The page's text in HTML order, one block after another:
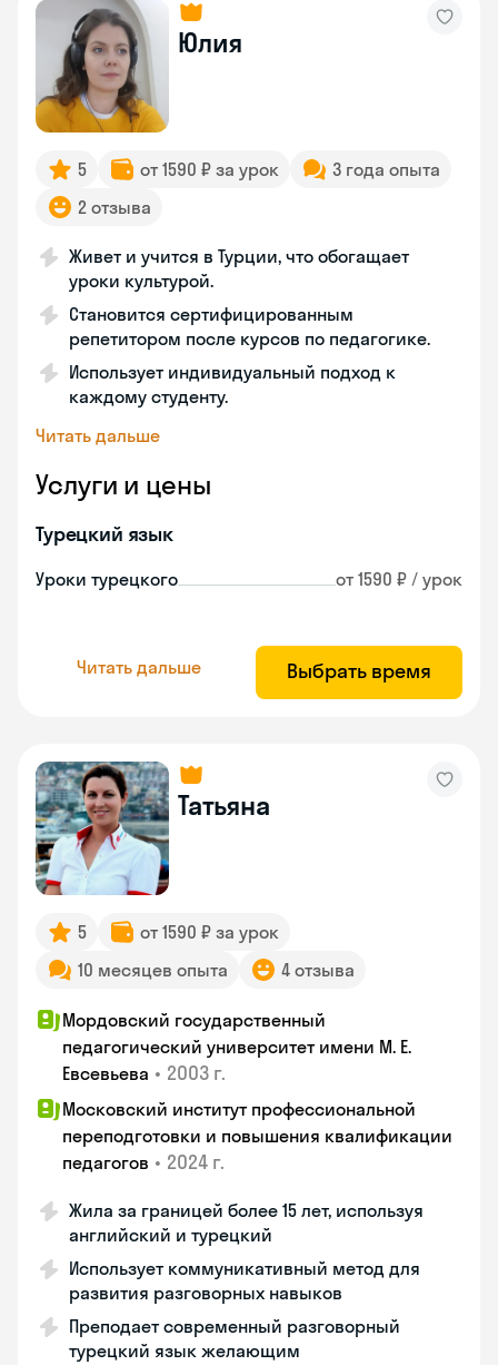
Юлия
5 от 1590 ₽ за урок
3 года опыта
2 отзыва
Живет и учится в Турции, что обогащает
уроки культурой.
Становится сертифицированным
репетитором после курсов по педагогике.
Использует индивидуальный подход к
каждому студенту.
Читать дальше
Услуги и цены
Турецкий язык
Уроки турецкого от 1590 ₽ / урок
Читать дальше Выбрать время
Татьяна
5
от 1590 ₽ за урок
10 месяцев опыта
4 отзыва
Мордовский государственный
педагогический университет имени М. Е.
Евсевьева • 2003 г.
Московский институт профессиональной
переподготовки и повышения квалификации
педагогов • 2024 г.
Жила за границей более 15 лет, используя
английский и турецкий
Использует коммуникативный метод для
развития разговорных навыков
Преподает современный разговорный
турецкий язык желающим